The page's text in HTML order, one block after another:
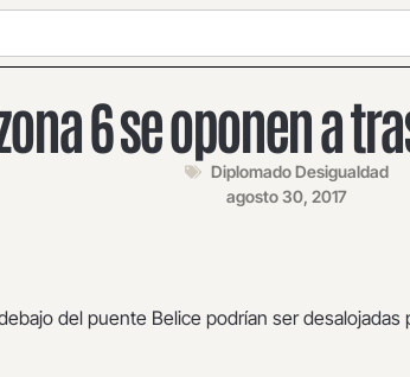
6 se oponen a
Diplomado Desigualdad
agosto 30, 2017
del puente Belice podrían ser desalojadas